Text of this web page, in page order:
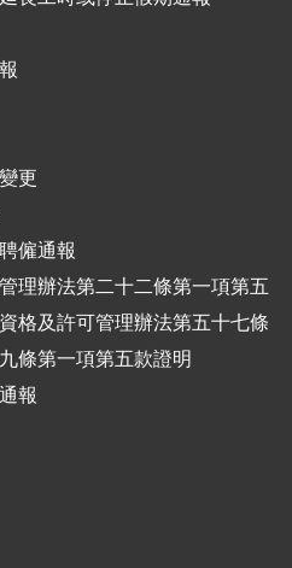
更
僱通報
理辦法第二十二條第一項第五
格及許可管理辦法第五十七條
條第一項第五款證明
報